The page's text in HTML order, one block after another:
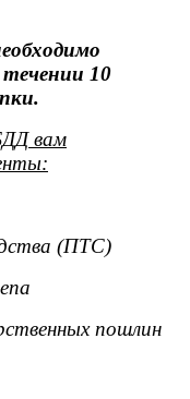
10
вам
(ПТС)
пошлин